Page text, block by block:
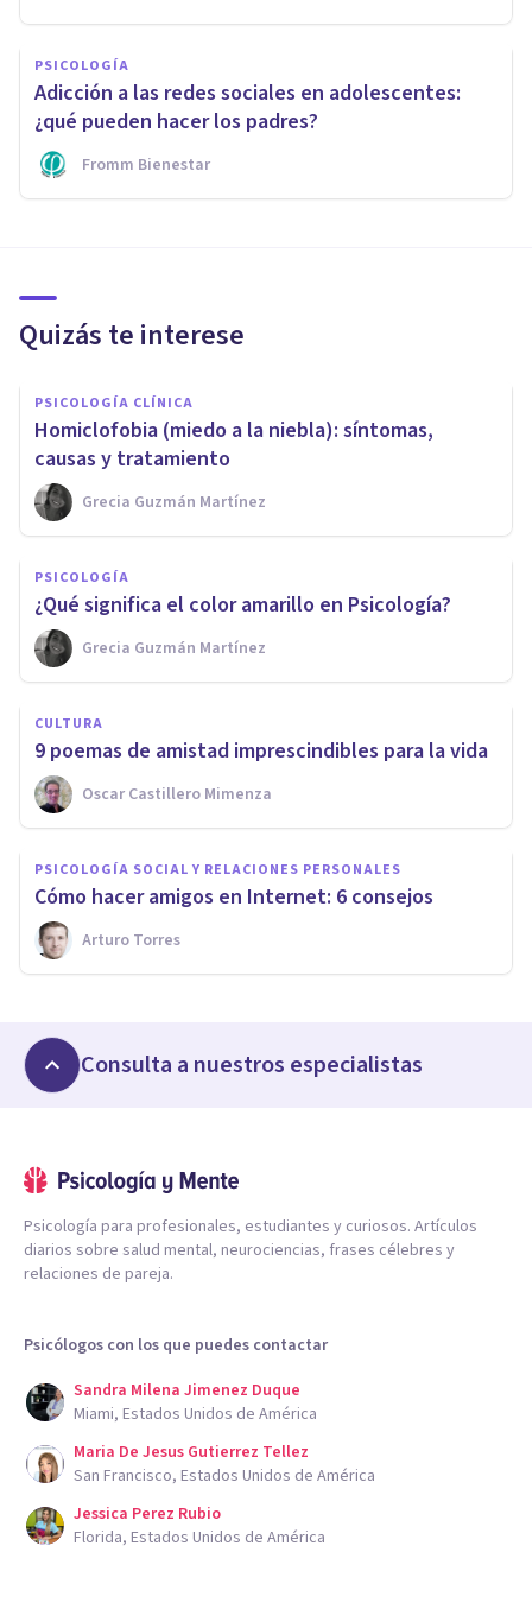
PSICOLOGÍA
Adicción a las redes sociales en adolescentes:
¿qué pueden hacer los padres?
Fromm Bienestar
Quizás te interese
PSICOLOGÍA CLÍNICA
Homiclofobia (miedo a la niebla): síntomas,
causas y tratamiento
Grecia Guzmán Martínez
PSICOLOGÍA
¿Qué significa el color amarillo en Psicología?
Grecia Guzmán Martínez
CULTURA
9 poemas de amistad imprescindibles para la vida
Oscar Castillero Mimenza
PSICOLOGÍA SOCIAL Y RELACIONES PERSONALES
Cómo hacer amigos en Internet: 6 consejos
Arturo Torres
Consulta a nuestros especialistas
Psicología para profesionales, estudiantes y curiosos. Artículos
diarios sobre salud mental, neurociencias, frases célebres y
relaciones de pareja.
Psicólogos con los que puedes contactar
Sandra Milena Jimenez Duque
Miami, Estados Unidos de América
Maria De Jesus Gutierrez Tellez
San Francisco, Estados Unidos de América
Jessica Perez Rubio
Florida, Estados Unidos de América